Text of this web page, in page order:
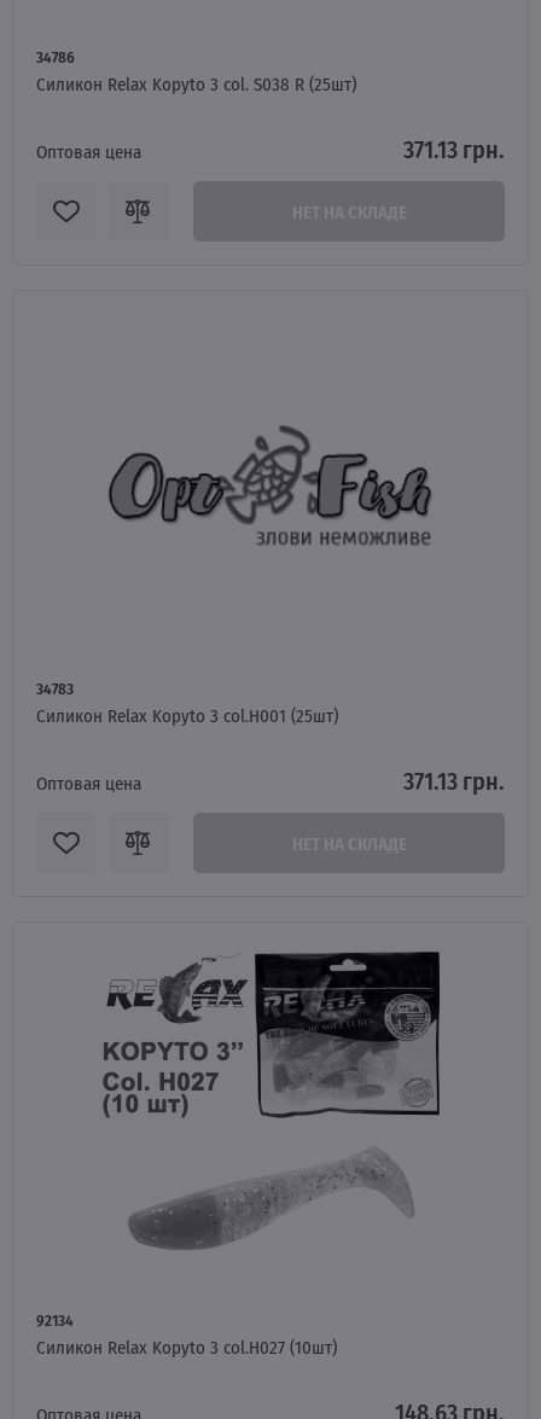
34786
Силикон Relax Kopyto 3 col. S038 R (25шт)
Оптовая цена 371.13 грн.
34783
Силикон Relax Kopyto 3 col.H001 (25шт)
Оптовая цена 371.13 грн.
92134
Силикон Relax Kopyto 3 col.H027 (10шт)
148.63 грн.